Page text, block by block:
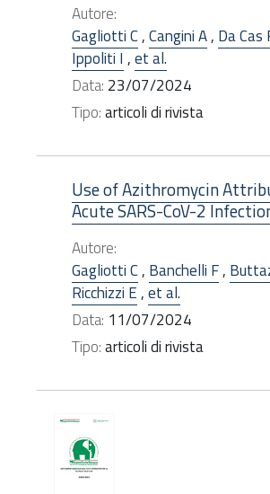
Autore:
Gagliotti C,Cangini A, Da Cas
Ippoliti I ,et al.
Data: 23/07/2024
Tipo:articoli di rivista
Use of Azithromycin
Acute SARS-CoV-2
Autore:
Gagliotti C, Banchelli F,
Ricchizzi E,et al.
Data: 11/07/2024
Tipo:articoli di rivista